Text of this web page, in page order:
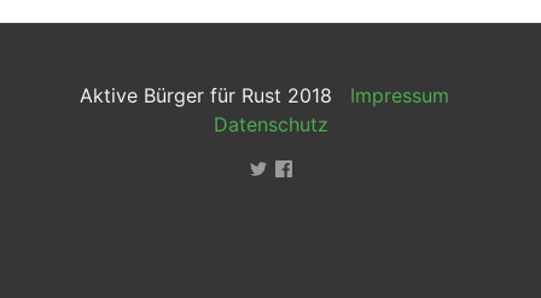
Aktive Bürger für Rust 2018 Impressum
Datenschutz